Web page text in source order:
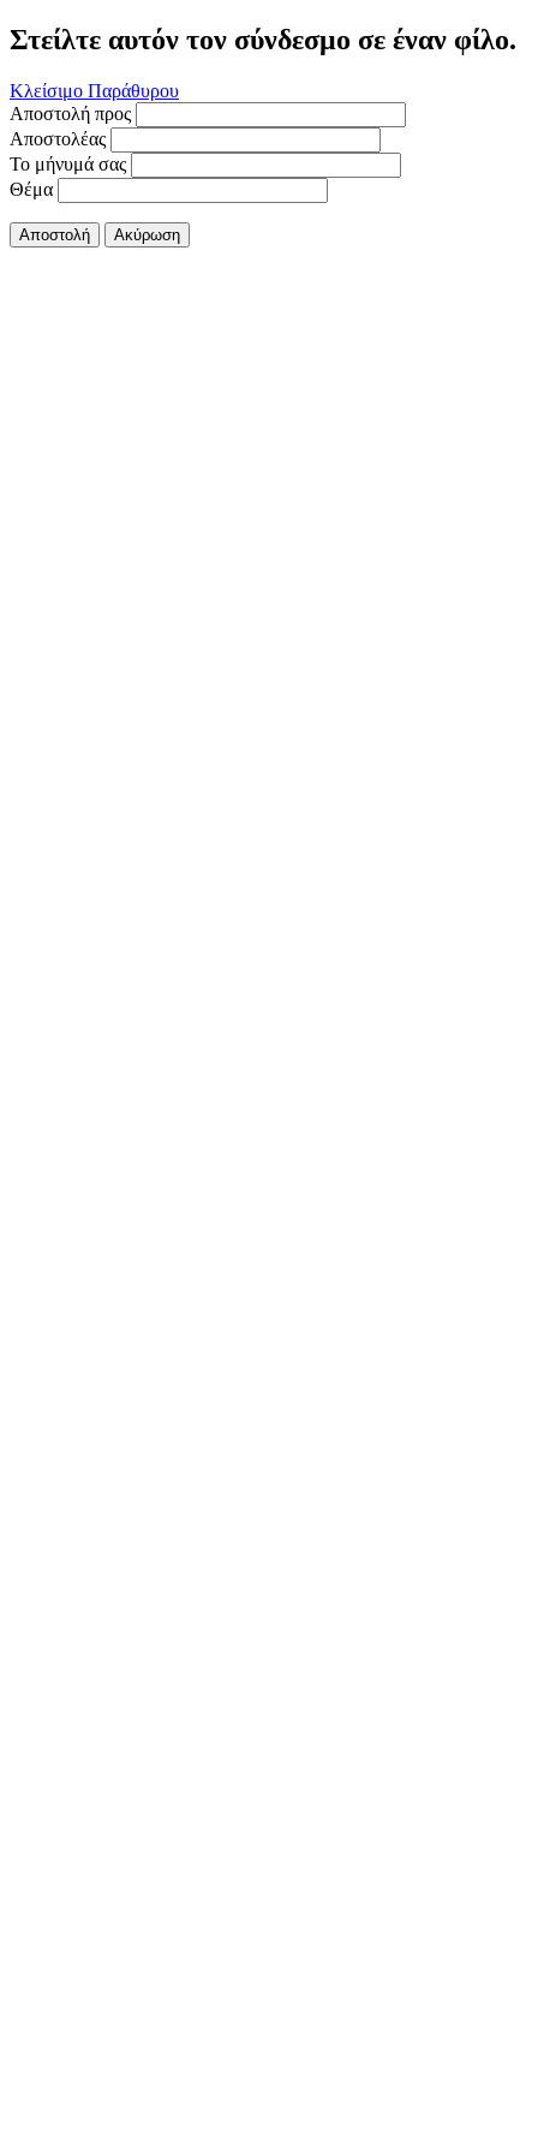
Στείλτε αυτόν τον σύνδεσμο σε έναν φίλο.
Κλείσιμο Παράθυρου
Αποστολή προς
Αποστολέας
Το μήνυμά σας
Θέμα
Αποστολή Ακύρωση